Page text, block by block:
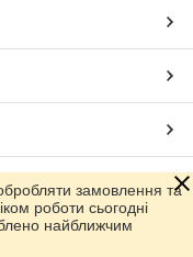
замовлення та
роботи сьогодні
найближчим